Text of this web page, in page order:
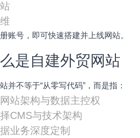
账号，即可快速搭建并上线网站。
是自建外贸网站
并不等于“从零写代码”，而是指：
站架构与数据主控权
CMS与技术架构
业务深度定制